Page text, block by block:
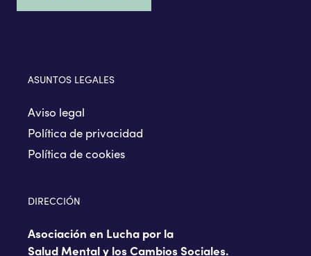
ASUNTOS LEGALES
Aviso legal
Política de privacidad
Política de cookies
DIRECCIÓN
Asociación en Lucha por la
Salud Mental y los Cambios Sociales.